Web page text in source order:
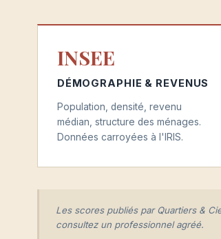
INSEE
DÉMOGRAPHIE & REVENUS
Population, densité, revenu
médian, structure des ménages.
Données carroyées à l'IRIS.
Les scores publiés par Quartiers &
consultez un professionnel agréé.